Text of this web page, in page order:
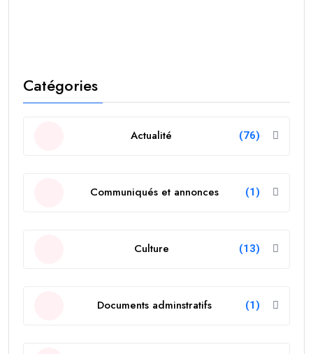
Catégories
Actualité (76)
Communiqués et annonces (1)
Culture (13)
Documents adminstratifs (1)